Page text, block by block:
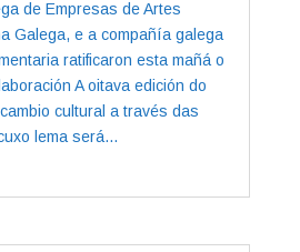
de Empresas de Artes
Galega, e a compañía galega
ratificaron esta mañá o
A oitava edición do
cultural a través das
lema será...